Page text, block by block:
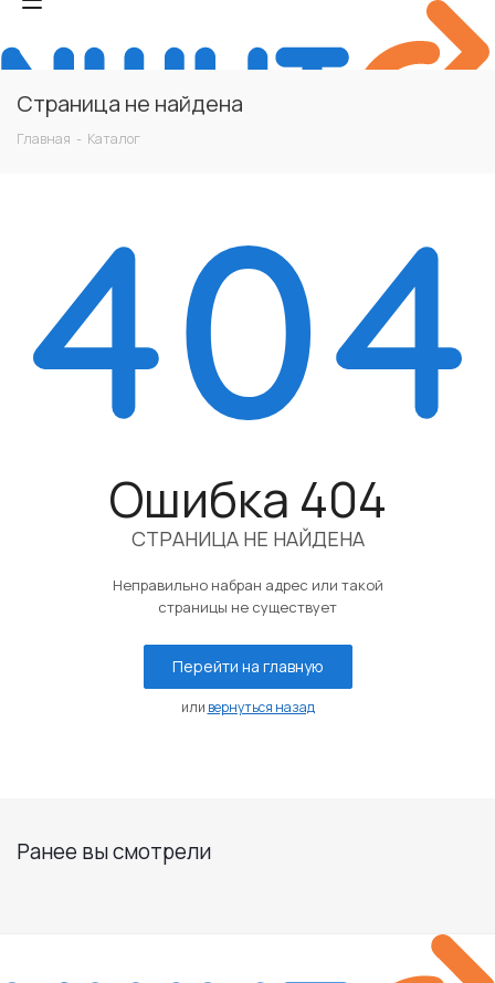
Страница не найдена
Главная - Каталог
Ошибка 404
СТРАНИЦА НЕ НАЙДЕНА
Неправильно набран адрес или такой
страницы не существует
Перейти на главную
или вернуться назад
Ранее вы смотрели